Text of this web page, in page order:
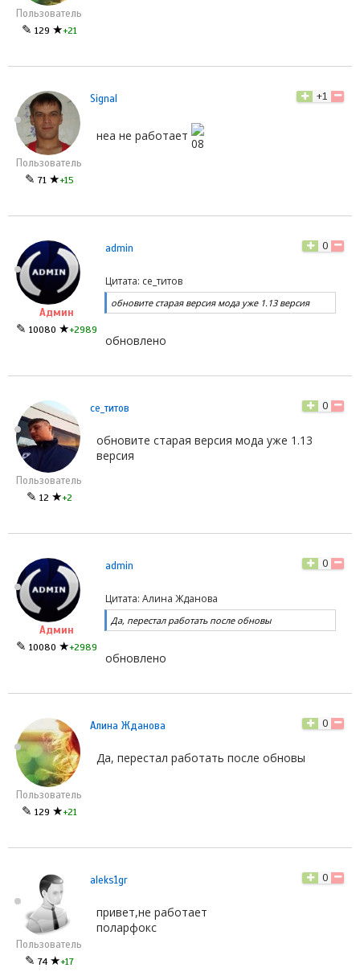
Пользователь
✎ 129 ★+21
Пользователь
✎ 71 ★+15
Signal +1
неа не работает
Админ
✎ 10080 ★+2989
admin 0
Цитата: се_титов
обновите старая версия мода уже 1.13 версия
обновлено
Пользователь
✎ 12 ★+2
се_титов 0
обновите старая версия мода уже 1.13
версия
Админ
✎ 10080 ★+2989
admin 0
Цитата: Алина Жданова
Да, перестал работать после обновы
обновлено
Пользователь
✎ 129 ★+21
Алина Жданова 0
Да, перестал работать после обновы
Пользователь
✎ 74 ★+17
aleks1gr 0
привет,не работает
поларфокс